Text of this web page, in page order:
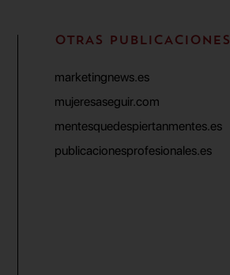
OTRAS PUBLICACIONES
marketingnews.es
mujeresaseguir.com
mentesquedespiertanmentes.es
publicacionesprofesionales.es